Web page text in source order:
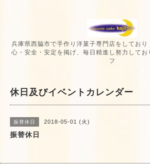
兵庫県西脇市で手作り洋菓子専門店をしてお
心・安全・安定を掲げ、毎日精進し努力してお
フ
休日及びイベントカレンダー
振替休日 2018-05-01 (火)
振替休日